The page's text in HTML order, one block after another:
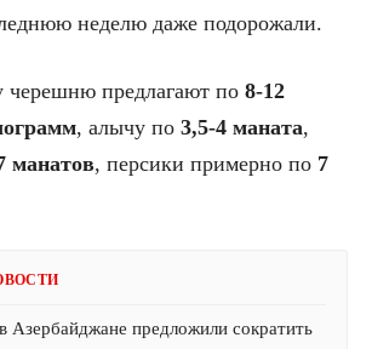
неделю даже подорожали.
черешню предлагают по 8-12
, алычу по 3,5-4 маната,
манатов, персики примерно по 7
Азербайджане предложили сократить